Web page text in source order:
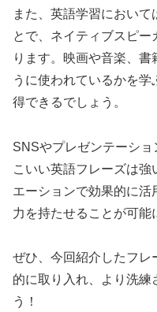
また、英語学習において
とで、ネイティブスピ
ります。映画や音楽、
うに使われているかを
得できるでしょう。
SNSやプレゼンテーシ
こいい英語フレーズは強
エーションで効果的に
力を持たせることが可能
ぜひ、今回紹介したフレ
的に取り入れ、より洗練
う！